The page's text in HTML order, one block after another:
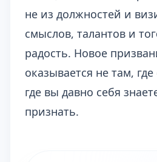
не из должностей и
смыслов, талантов и
радость. Новое
оказывается не там,
где вы давно себя
признать.